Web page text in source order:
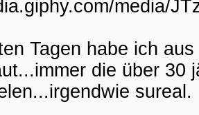
media/
Tagen habe ich
die über 30
sureal.